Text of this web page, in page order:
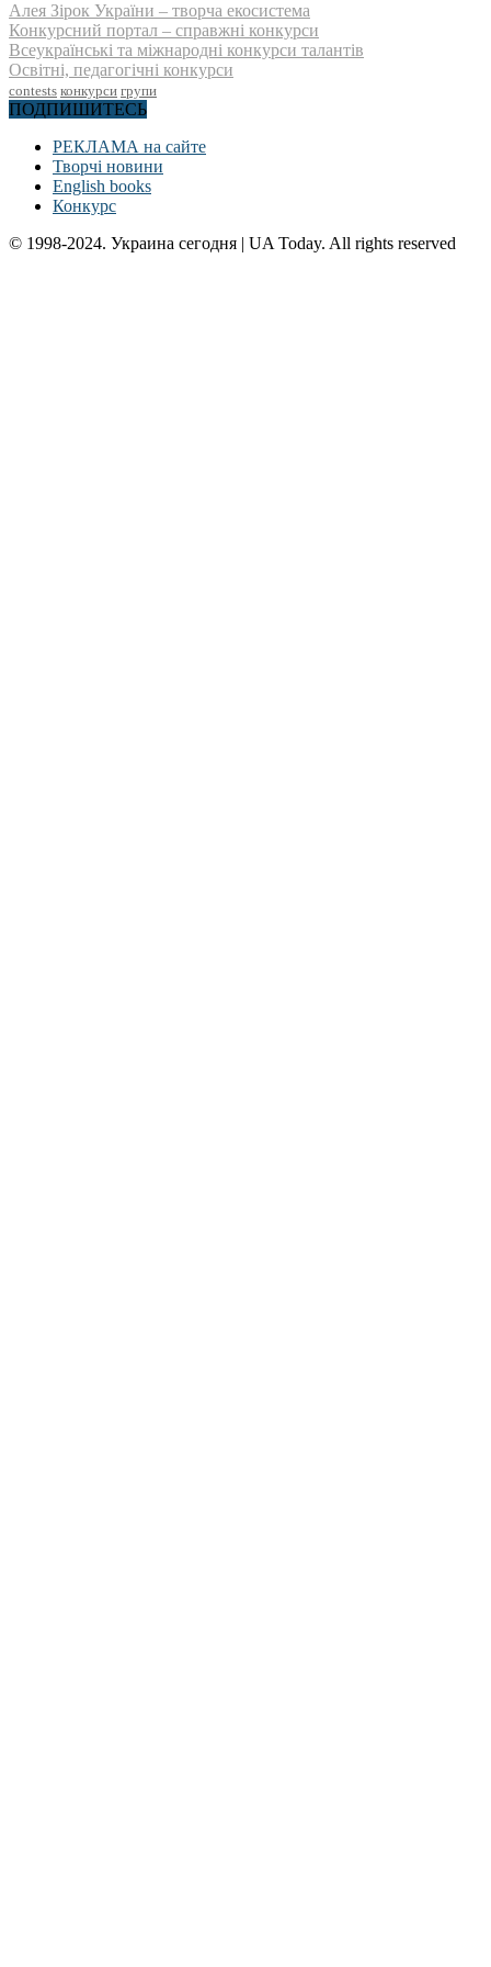
Алея Зірок України – творча екосистема
Конкурсний портал – справжні конкурси
Всеукраїнські та міжнародні конкурси талантів
Освітні, педагогічні конкурси
contests конкурси групи
ПОДПИШИТЕСЬ
РЕКЛАМА на сайте
Творчі новини
English books
Конкурс
© 1998-2024. Украина сегодня | UA Today. All rights reserved